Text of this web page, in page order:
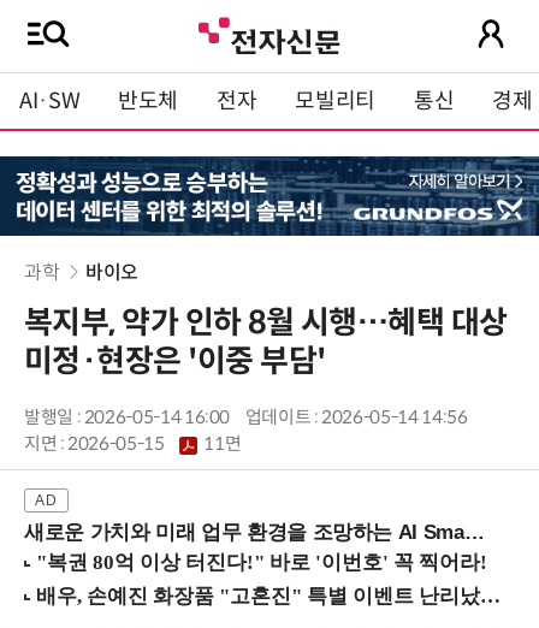
AI·SW 반도체 전자 모빌리티 통신 경제
과학 바이오
복지부, 약가 인하 8월 시행…혜택 대상
미정·현장은 '이중 부담'
발행일 : 2026-05-14 16:00
업데이트 : 2026-05-14 14:56
지면 :2026-05-15 11면
새로운 가치와 미래 업무 환경을 조망하는 AI Smart Work Summit 2026 (9/11 코엑스)